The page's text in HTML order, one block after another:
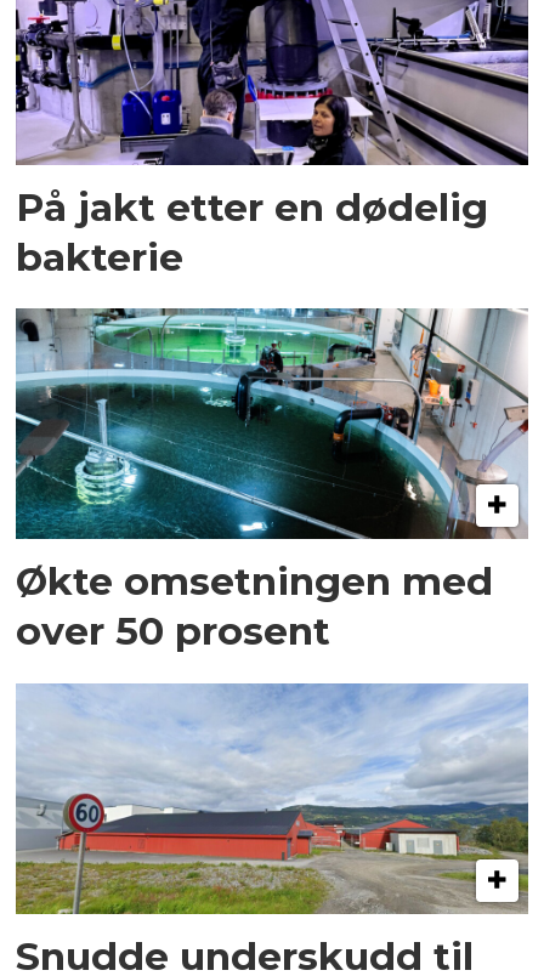
På jakt etter en dødelig
bakterie
Økte omsetningen med
over 50 prosent
Snudde underskudd til